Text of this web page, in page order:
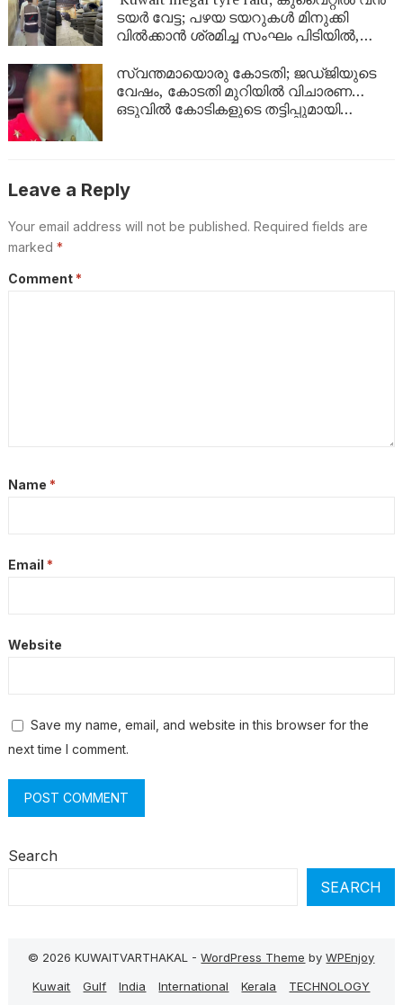
ടയർ വേട്ട; പഴയ ടയറുകൾ മിനുക്കി
വിൽക്കാൻ ശ്രമിച്ച സംഘം പിടിയിൽ,
ടയറുകൾ
സ്വന്തമായൊരു കോടതി; ജഡ്ജിയുടെ
വേഷം, കോടതി മുറിയിൽ വിചാരണ…
ഒടുവിൽ കോടികളുടെ തട്ടിപ്പുമായി
Leave a Reply
Your email address will not be published. Required fields are
marked *
Comment *
Name *
Email *
Website
Save my name, email, and website in this browser for the
next time I comment.
Search
SEARCH
© 2026 KUWAITVARTHAKAL -WordPress Theme byWPEnjoy
Kuwait
Gulf India International Kerala
TECHNOLOGY